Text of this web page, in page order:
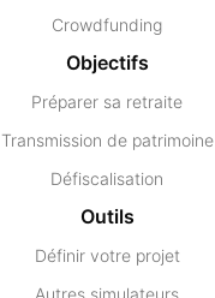
Crowdfunding
Objectifs
Préparer sa retraite
Transmission de patrimoine
Défiscalisation
Outils
Définir votre projet
Autres simulateurs